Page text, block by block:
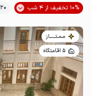
10% تخفیف از 4 شب
20+ رزرو موفق
مـمـتــــــاز
5 اقامتگاه